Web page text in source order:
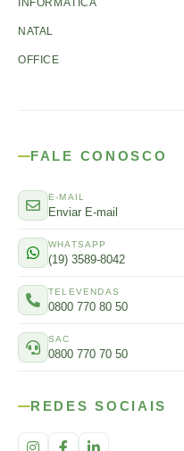
INFORMÁTICA
NATAL
OFFICE
FALE CONOSCO
E-MAIL
Enviar E-mail
WHATSAPP
(19) 3589-8042
TELEVENDAS
0800 770 80 50
SAC
0800 770 70 50
REDES SOCIAIS